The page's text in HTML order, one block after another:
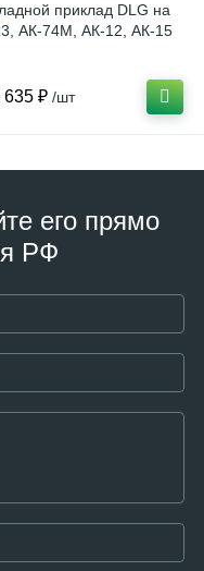
приклад DLG на
АК-74М, АК-12, АК-15
635 ₽ /шт
его прямо
РФ